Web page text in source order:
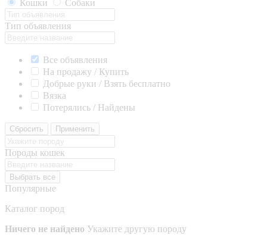
Кошки
Собаки
Тип объявления
Все объявления
На продажу / Купить
Добрые руки / Взять бесплатно
Вязка
Потерялись / Найдены
Сбросить Применить
Породы кошек
Выбрать все
Популярные
Каталог пород
Ничего не найдено Укажите другую породу